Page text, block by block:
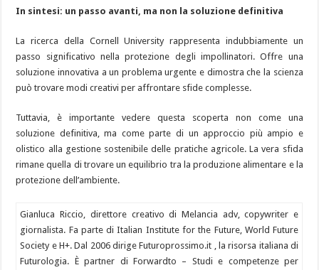
In sintesi: un passo avanti, ma non la soluzione definitiva
La ricerca della Cornell University rappresenta indubbiamente un
passo significativo nella protezione degli impollinatori. Offre una
soluzione innovativa a un problema urgente e dimostra che la scienza
può trovare modi creativi per affrontare sfide complesse.
Tuttavia, è importante vedere questa scoperta non come una
soluzione definitiva, ma come parte di un approccio più ampio e
olistico alla gestione sostenibile delle pratiche agricole. La vera sfida
rimane quella di trovare un equilibrio tra la produzione alimentare e la
protezione dell’ambiente.
Gianluca Riccio, direttore creativo di Melancia adv, copywriter e
giornalista. Fa parte di Italian Institute for the Future, World Future
Society e H+. Dal 2006 dirige Futuroprossimo.it , la risorsa italiana di
Futurologia. È partner di Forwardto – Studi e competenze per